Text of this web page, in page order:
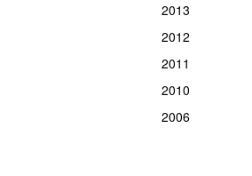
2013
2012
2011
2010
2006